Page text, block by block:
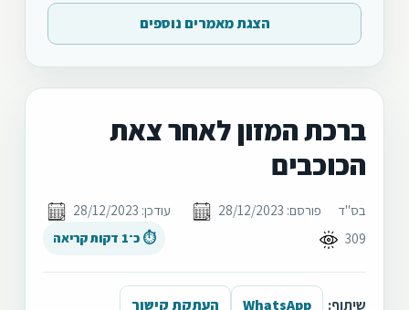
הצגת מאמרים נוספים
ברכת המזון לאחר צאת
הכוכבים
בס"ד פורסם: 28/12/2023
עודכן: 28/12/2023
309
⏱ כ־1 דקות קריאה
שיתוף: WhatsApp העתקת קישור